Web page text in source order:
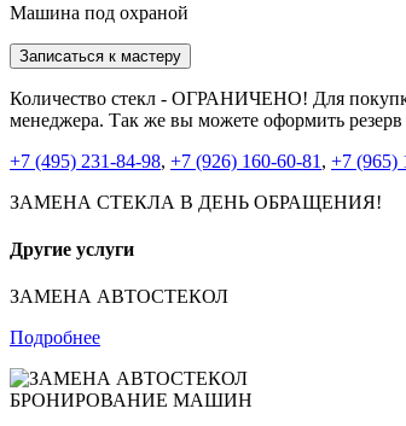
Машина под охраной
Записаться к мастеру
Количество стекл - ОГРАНИЧЕНО! Для покупки
менеджера. Так же вы можете оформить
+7 (495) 231-84-98, +7 (926) 160-60-81 , +7 (965)
ЗАМЕНА СТЕКЛА В ДЕНЬ ОБРАЩЕНИЯ!
Другие услуги
ЗАМЕНА АВТОСТЕКОЛ
Подробнее
БРОНИРОВАНИЕ МАШИН